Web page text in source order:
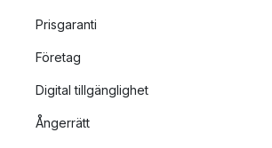
Prisgaranti
Företag
Digital tillgänglighet
Ångerrätt